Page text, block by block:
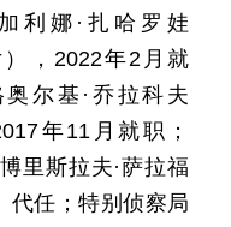
利娜·扎哈罗娃
，2022年2月就
尔基·乔拉科夫
年11月就职；
里斯拉夫·萨拉福
任；特别侦察局